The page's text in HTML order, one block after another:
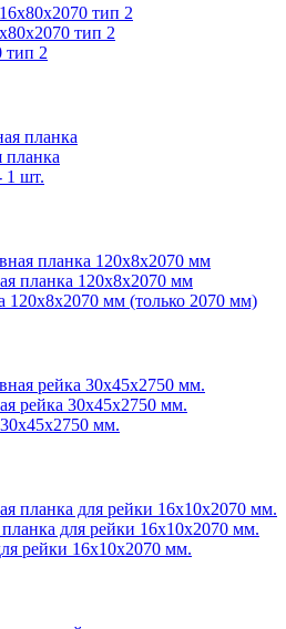
тип 2
тип 2
планка
1 шт.
планка 120х8х2070 мм
120х8х2070 мм (только 2070 мм)
рейка 30х45х2750 мм.
мм.
для рейки 16х10х2070 мм.
рейки 16х10х2070 мм.